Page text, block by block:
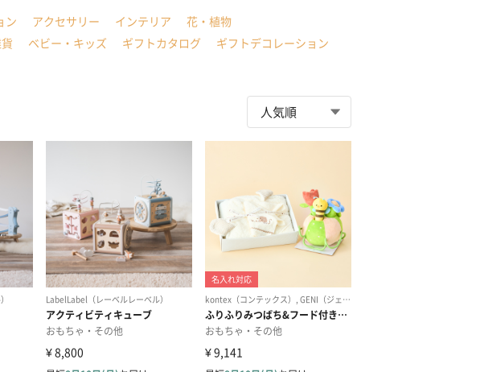
ン アクセサリー インテリア
花・植物
ベビー・キッズ ギフトカタログ ギフトデコレーション